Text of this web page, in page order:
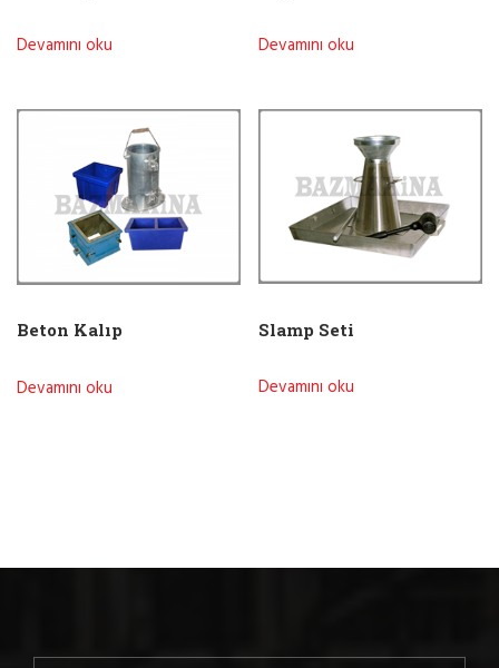
Devamını oku Devamını oku
Beton Kalıp
Devamını oku
Slamp Seti
Devamını oku